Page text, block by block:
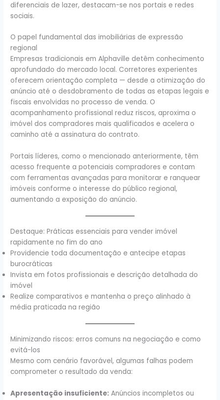
diferenciais de lazer, destacam-se nos portais e redes
sociais.
O papel fundamental das imobiliárias de expressão
regional
Empresas tradicionais em Alphaville detêm conhecimento
aprofundado do mercado local. Corretores experientes
oferecem orientação completa — desde a otimização do
anúncio até o desdobramento de todas as etapas legais e
fiscais envolvidas no processo de venda. O
acompanhamento profissional reduz riscos, aproxima o
imóvel dos compradores mais qualificados e acelera o
caminho até a assinatura do contrato.
Portais líderes, como o mencionado anteriormente, têm
acesso frequente a potenciais compradores e contam
com ferramentas avançadas para monitorar e ranquear
imóveis conforme o interesse do público regional,
aumentando a exposição do anúncio.
Destaque: Práticas essenciais para vender imóvel
rapidamente no fim do ano
Providencie toda documentação e antecipe etapas
burocráticas
Invista em fotos profissionais e descrição detalhada do
imóvel
Realize comparativos e mantenha o preço alinhado à
média praticada na região
Minimizando riscos: erros comuns na negociação e como
evitá-los
Mesmo com cenário favorável, algumas falhas podem
comprometer o resultado da venda:
Apresentação insuficiente: Anúncios incompletos ou